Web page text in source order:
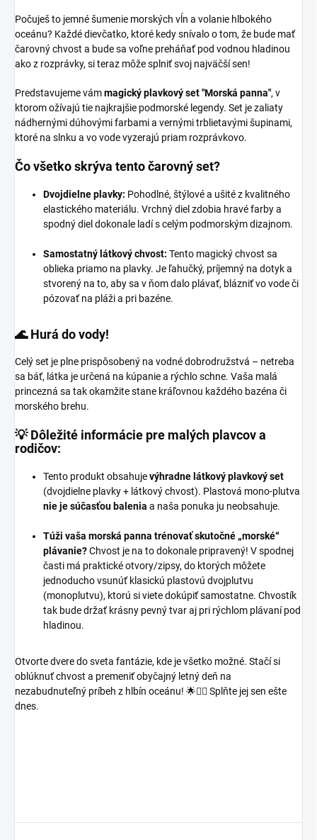
Počuješ to jemné šumenie morských vĺn a volanie hlbokého
oceánu? Každé dievčatko, ktoré kedy snívalo o tom, že bude mať
čarovný chvost a bude sa voľne preháňať pod vodnou hladinou
ako z rozprávky, si teraz môže splniť svoj najväčší sen!
Predstavujeme vámmagický plavkový set "Morská panna", v
ktorom ožívajú tie najkrajšie podmorské legendy. Set je zaliaty
nádhernými dúhovými farbami a vernými trblietavými šupinami,
ktoré na slnku a vo vode vyzerajú priam rozprávkovo.
Čo všetko skrýva tento čarovný set?
Dvojdielne plavky: Pohodlné, štýlové a ušité z kvalitného
elastického materiálu. Vrchný diel zdobia hravé farby a
spodný diel dokonale ladí s celým podmorským dizajnom.
Samostatný látkový chvost: Tento magický chvost sa
oblieka priamo na plavky. Je ľahučký, príjemný na dotyk a
stvorený na to, aby sa v ňom dalo plávať, blázniť vo vode či
pózovať na pláži a pri bazéne.
🌊 Hurá do vody!
Celý set je plne prispôsobený na vodné dobrodružstvá – netreba
sa báť, látka je určená na kúpanie a rýchlo schne. Vaša malá
princezná sa tak okamžite stane kráľovnou každého bazéna či
morského brehu.
💡 Dôležité informácie pre malých plavcov a
rodičov:
Tento produkt obsahujevýhradne látkový plavkový set
(dvojdielne plavky + látkový chvost). Plastová mono-plutva
nie je súčasťou balenia a naša ponuka ju neobsahuje.
Túži vaša morská panna trénovať skutočné „morské“
plávanie?Chvost je na to dokonale pripravený! V spodnej
časti má praktické otvory/zipsy, do ktorých môžete
jednoducho vsunúť klasickú plastovú dvojplutvu
(monoplutvu), ktorú si viete dokúpiť samostatne. Chvostík
tak bude držať krásny pevný tvar aj pri rýchlom plávaní pod
hladinou.
Otvorte dvere do sveta fantázie, kde je všetko možné. Stačí si
oblúknuť chvost a premeniť obyčajný letný deň na
nezabudnuteľný príbeh z hlbín oceánu! 🌟🧜‍♀️ Splňte jej sen ešte
dnes.